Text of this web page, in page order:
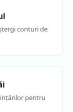
conturi de
pentru